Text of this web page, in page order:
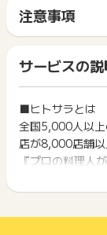
をお支払いいたし
※会員登録の有無
※予約時点では成
【獲得対象外条
重複、不備、虚
来店に至っていな
いたずら、キャ
った場合
電話予約、ラン
ヒトサラアプリ
※ポイントに関す
お問い合わせを
サイトに移動し
間に、同じブラ
ト獲得ができま
「 申込をして
お買い物利用時
ト獲得ができま
2回以上同じお買
ポイントタウン
を押してからご
下記の事項に該
い物を複数回ご
注意事項
一部のサービス
は切り捨てとなり
ポイント獲得が1
ント履歴には記
原則として広告
につきましては
まれません。
広告主が運営し
商品の交換や一
になる可能性も
サービスの説
■ヒトサラとは
全国5,000人以
店が8,000店舗
『プロの料理人
https://